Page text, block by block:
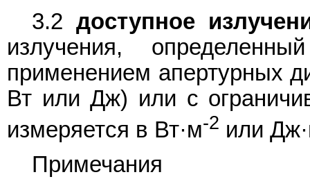
3.2доступное
излучения,
применением апертурных
Вт или Дж) или с
измеряется в Вт·м-2 или
Примечания